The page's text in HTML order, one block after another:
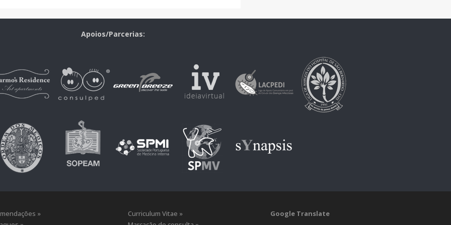
Apoios/Parcerias:
»
Curriculum Vitae »
Google Translate